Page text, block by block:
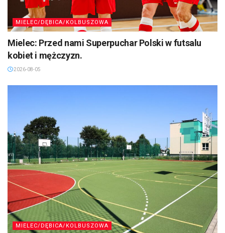
MIELEC/DĘBICA/KOLBUSZOWA
Mielec: Przed nami Superpuchar Polski w futsalu
kobiet i mężczyzn.
2026-08-05
MIELEC/DĘBICA/KOLBUSZOWA